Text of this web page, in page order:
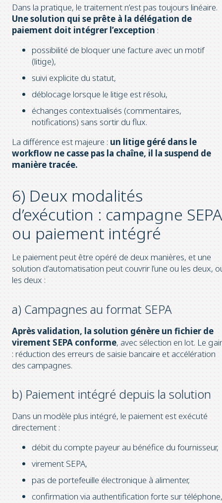
Dans la pratique, le traitement n’est pas toujours linéaire.
Une solution qui se prête à la délégation de
paiement doit intégrer l’exception :
possibilité de bloquer une facture avec un motif
(litige),
suivi explicite du statut,
déblocage lorsque le litige est résolu,
échanges contextualisés (commentaires,
notifications) sans sortir du flux.
La différence est majeure : un litige géré dans le
workflow ne casse pas la chaîne, il la suspend de
manière tracée.
6) Deux modalités
d’exécution : campagne SEPA
ou paiement intégré
Le paiement peut être opéré de deux manières, et une
solution d’automatisation peut couvrir l’une ou les deux,
les deux :
a) Campagnes au format SEPA
Après validation, la solution génère un fichier de
virement SEPA conforme, avec sélection en lot. Le
: réduction des erreurs de saisie bancaire et accélération
des campagnes.
b) Paiement intégré depuis la solution
Dans un modèle plus intégré, le paiement est exécuté
directement :
débit du compte payeur au bénéfice du fournisseur,
virement SEPA,
pas de portefeuille électronique à alimenter,
confirmation via authentification forte sur téléphone,